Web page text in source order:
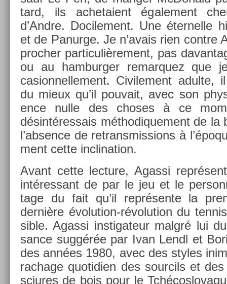
tard, ils ac­hetaient égale­ment
d’Andre. Docile­ment. Une éter­nelle
et de Panur­ge. Je n’avais rien con­tre
proch­er par­ticuliè­re­ment, pas
ou au ham­burg­er re­mar­quez que
casion­nelle­ment. Civile­ment adul­te,
du mieux qu’il pouvait, avec son
ence nulle des choses à ce
désintéres­sais méthodique­ment de la
l’abs­ence de re­transmiss­ions à
ment cette in­clina­tion.
Avant cette lec­ture, Agas­si
in­téres­sant de par le jeu et le
tage du fait qu’il représente la
dernière évolution-révolution du
sible. Agas­si in­stigateur malgré lui
sance suggérée par Ivan Lendl et
des années 1980, avec des styles
rachage quotidi­en des sour­cils et
sciures de bois pour le